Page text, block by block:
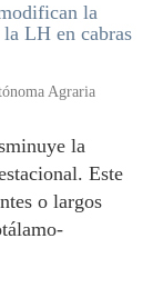
la
LH en cabras
Agraria
la
Este
o largos